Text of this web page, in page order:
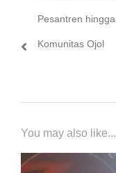
Pesantren hingga
Komunitas Ojol
You may also like...